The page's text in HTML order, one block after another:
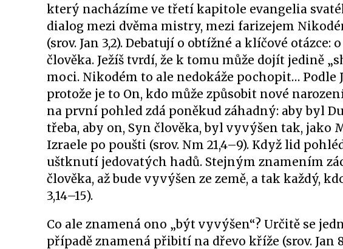
který nacházíme ve třetí kapitole evangelia
dialog mezi dvěma mistry, mezi farizejem
(srov. Jan 3,2). Debatují o obtížné a klíčové
člověka. Ježíš tvrdí, že k tomu může dojít jedině
moci. Nikodém to ale nedokáže pochopit… Podle
protože je to On, kdo může způsobit nové
na první pohled zdá poněkud záhadný: aby byl
třeba, aby on, Syn člověka, byl vyvýšen tak, jako
Izraele po poušti (srov. Nm 21,4–9). Když lid
uštknutí jedovatých hadů. Stejným znamením
člověka, až bude vyvýšen ze země, a tak každý,
3,14–15).
Co ale znamená ono „být vyvýšen“? Určitě se
případě znamená přibití na dřevo kříže (srov. Jan